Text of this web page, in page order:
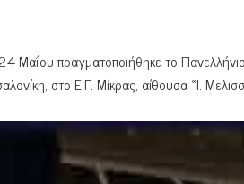
Μαΐου πραγματοποιήθηκε το
στο Ε.Γ. Μίκρας, αίθουσα «Ι.